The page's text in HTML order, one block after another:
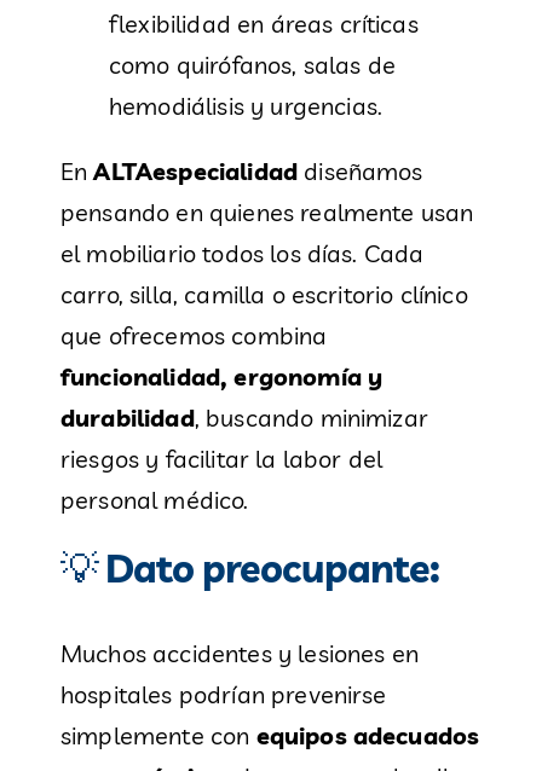
flexibilidad en áreas críticas
como quirófanos, salas de
hemodiálisis y urgencias.
EnALTAespecialidad diseñamos
pensando en quienes realmente usan
el mobiliario todos los días. Cada
carro, silla, camilla o escritorio clínico
que ofrecemos combina
funcionalidad, ergonomía y
durabilidad, buscando minimizar
riesgos y facilitar la labor del
personal médico.
💡Dato preocupante:
Muchos accidentes y lesiones en
hospitales podrían prevenirse
simplemente con equipos adecuados